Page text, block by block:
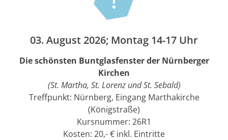
03. August 2026; Montag 14-17 Uhr
Die schönsten Buntglasfenster der Nürnberger
Kirchen
(St. Martha, St. Lorenz und St. Sebald)
Treffpunkt: Nürnberg, Eingang Marthakirche
(Königstraße)
Kursnummer: 26R1
Kosten: 20,- € inkl. Eintritte